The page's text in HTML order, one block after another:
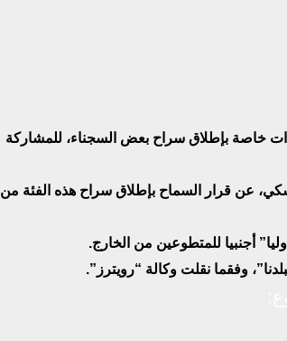
خاصة بإطلاق سراح بعض السجناء، للمشاركة
عن قرار السماح بإطلاق سراح هذه الفئة من
أجنبيا للمتطوعين من الخارج.
وفقما نقلت وكالة “رويترز”.